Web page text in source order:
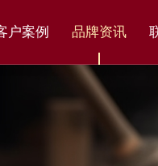
户案例 品牌资讯